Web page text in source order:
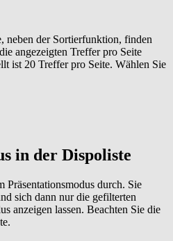
neben der Sortierfunktion, finden
angezeigten Treffer pro Seite
ist 20 Treffer pro Seite. Wählen Sie
in der Dispoliste
durch. Sie
sich dann nur die gefilterten
anzeigen lassen. Beachten Sie die